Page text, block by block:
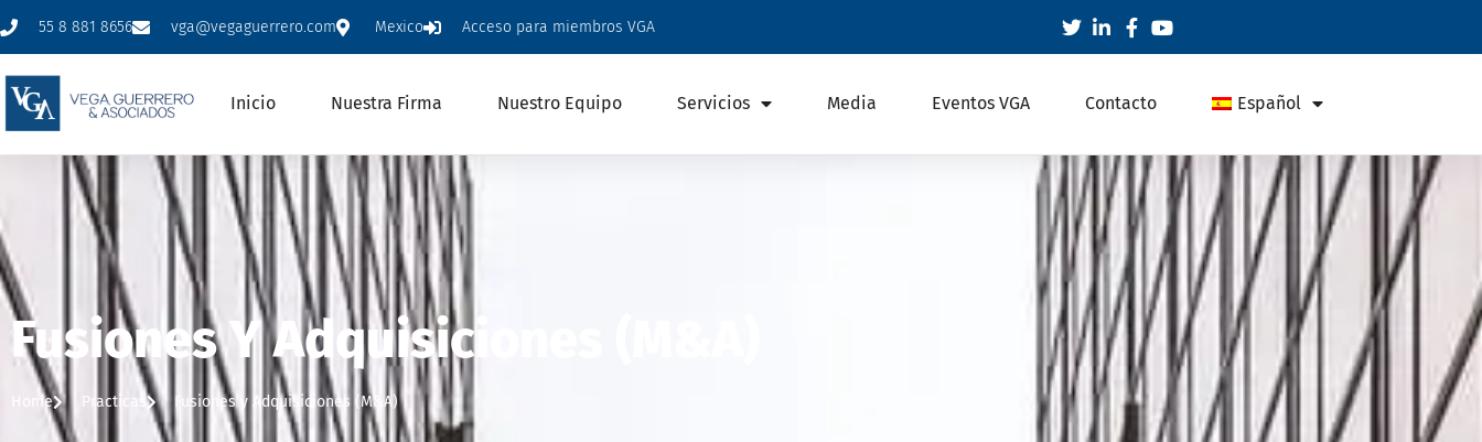
55 8 881 8656 vga@vegaguerrero.com Mexico Acceso para miembros VGA
Inicio Nuestra Firma Nuestro Equipo Servicios Media Eventos VGA Contacto Español
Fusiones Y Adquisiciones (M&A)
Home Practicas Fusiones y Adquisiciones (M&A)